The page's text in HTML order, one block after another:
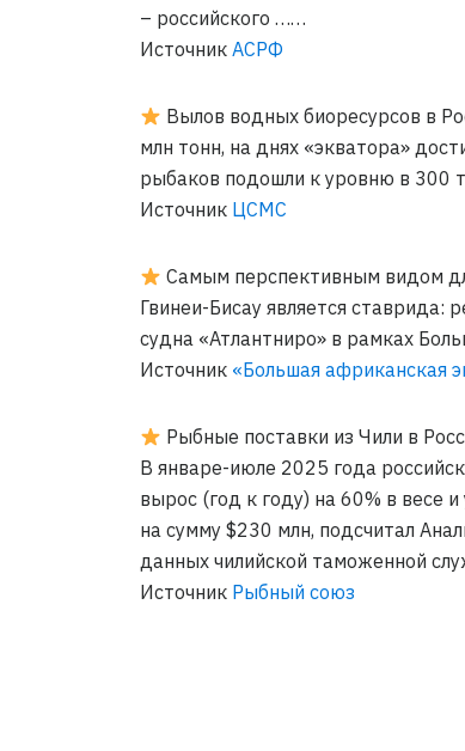
– российского ……
Источник АСРФ
Вылов водных биоресурсов в
млн тонн, на днях «экватора»
рыбаков подошли к уровню в 300
Источник ЦСМС
Самым перспективным видом
Гвинеи-Бисау является ставрида:
судна «Атлантниро» в рамках
Источник «Большая африканская
Рыбные поставки из Чили в
В январе-июле 2025 года
вырос (год к году) на 60% в весе
на сумму $230 млн, подсчитал
данных чилийской таможенной
Источник Рыбный союз